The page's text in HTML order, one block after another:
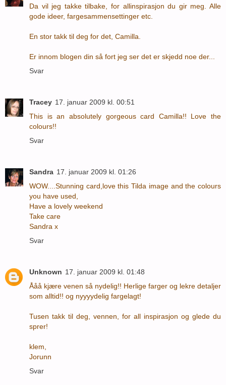
Da vil jeg takke tilbake, for allinspirasjon du gir meg. Alle
gode ideer, fargesammensettinger etc.
En stor takk til deg for det, Camilla.
Er innom blogen din så fort jeg ser det er skjedd noe der...
Svar
Tracey 17. januar 2009 kl. 00:51
This is an absolutely gorgeous card Camilla!! Love the
colours!!
Svar
Sandra 17. januar 2009 kl. 01:26
WOW....Stunning card,love this Tilda image and the colours
you have used,
Have a lovely weekend
Take care
Sandra x
Svar
Unknown 17. januar 2009 kl. 01:48
Ååå kjære venen så nydelig!! Herlige farger og lekre detaljer
som alltid!! og nyyyydelig fargelagt!
Tusen takk til deg, vennen, for all inspirasjon og glede du
sprer!
klem,
Jorunn
Svar